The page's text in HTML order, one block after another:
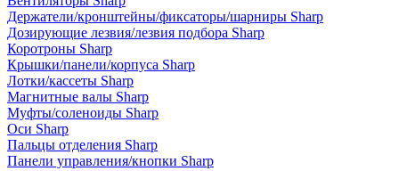
Держатели/кронштейны/фиксаторы/шарниры Sharp
Дозирующие лезвия/лезвия подбора Sharp
Коротроны Sharp
Крышки/панели/корпуса Sharp
Лотки/кассеты Sharp
Магнитные валы Sharp
Муфты/соленоиды Sharp
Оси Sharp
Пальцы отделения Sharp
Панели управления/кнопки Sharp